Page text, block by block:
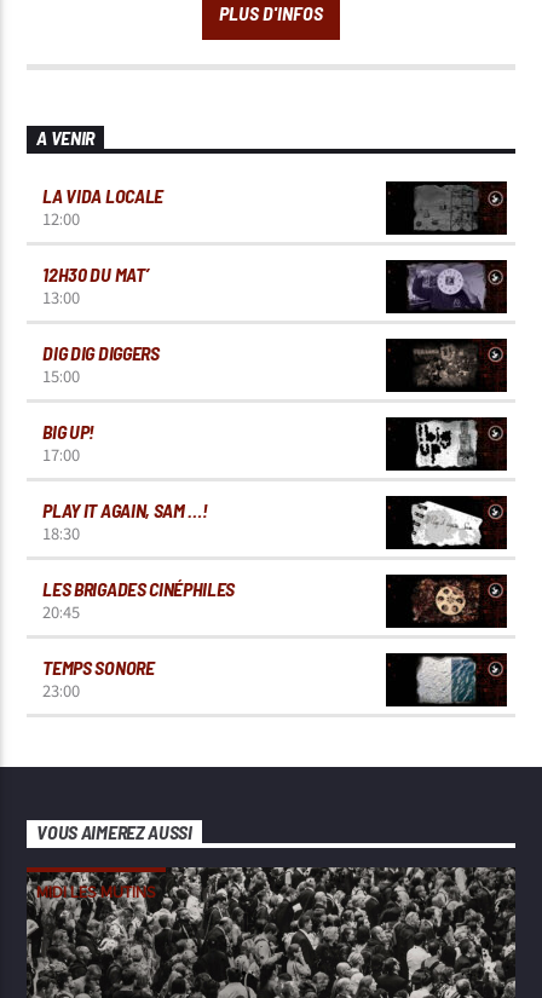
A VENIR
LA VIDA LOCALE
12:00
12H30 DU MAT’
13:00
DIG DIG DIGGERS
15:00
BIG UP!
17:00
PLAY IT AGAIN, SAM …!
18:30
LES BRIGADES CINÉPHILES
20:45
TEMPS SONORE
23:00
VOUS AIMEREZ AUSSI
MIDI LES MUTINS